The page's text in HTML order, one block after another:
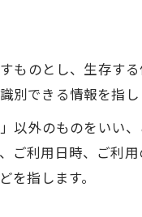
ものとし、生存す
できる情報を指し
以外のものをいい
利用日時、ご利用
指します。